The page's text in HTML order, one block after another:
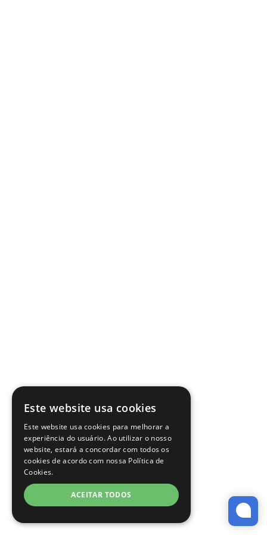
Este website usa cookies
Este website usa cookies para melhorar a
experiência do usuário. Ao utilizar o nosso
website, estará a concordar com todos os
cookies de acordo com nossa Política de
Cookies.
ACEITAR TODOS